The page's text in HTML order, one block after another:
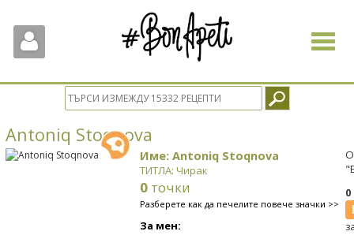
Toggle
Antoniq Stoqnova
Име: Antoniq Stoqnova
ТИТЛА: Чирак
0 точки
Разберете как да печелите повече значки >>
За мен: